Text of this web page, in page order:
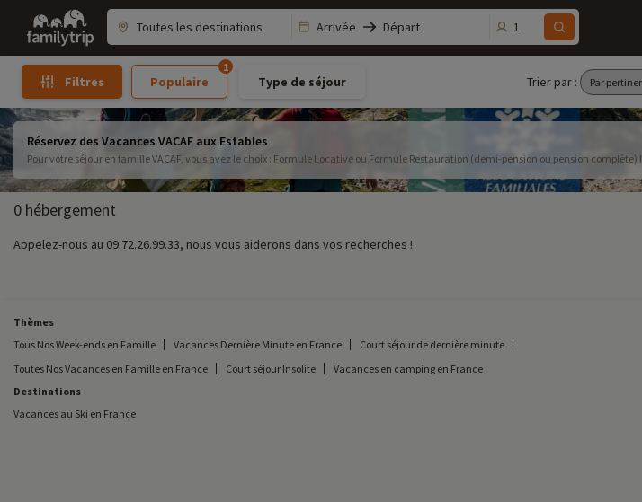
Family
trip
Arrivée Départ 1
Filtres Populaire
1
Type de séjour Trier par :
Réservez des Vacances VACAF aux Estables
Pour votre séjour en famille VACAF, vous avez le choix : Formule Locative ou Formule Restauration (demi-pension ou pension complète) !
0 hébergement
Appelez-nous au 09.72.26.99.33, nous vous aiderons dans vos recherches !
Thèmes
Tous Nos Week-ends en Famille
Vacances Dernière Minute en France
Court séjour de dernière minute
Toutes Nos Vacances en Famille en France
Court séjour Insolite
Vacances en camping en France
Destinations
Vacances au Ski en France